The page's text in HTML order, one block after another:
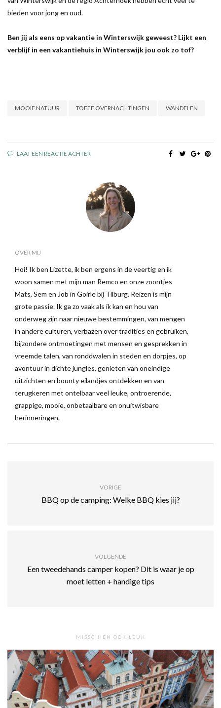
bieden voor jong en oud.
Ben jij als eens op vakantie in Winterswijk geweest? Lijkt een
verblijf in een vakantiehuis in Winterswijk jou ook zo tof?
MOOIE NATUUR TOFFE OVERNACHTINGEN WANDELEN
LAAT EEN REACTIE ACHTER
OVER MIJ
Hoi! Ik ben Lizette, ik ben ergens in de veertig en ik
woon samen met mijn man Remco en onze zoontjes
Mats, Sem en Job in Goirle bij Tilburg. Reizen is mijn
grote passie. Ik ga zo vaak als ik kan en hou van
onderweg zijn naar nieuwe bestemmingen, van mengen
in andere culturen, verbazen over tradities en gebruiken,
bijzondere ontmoetingen met mensen en gesprekken in
vreemde talen, van ronddwalen in steden en dorpjes, op
avontuur in dichte jungles, genieten van oneindige
uitzichten en bounty eilandjes ontdekken en van
terugkeren met ontelbaar veel leuke, ontroerende,
grappige, mooie, onbetaalbare en onuitwisbare
herinneringen.
VORIGE
BBQ op de camping: Welke BBQ kies jij?
VOLGENDE
Een tweedehands camper kopen? Dit is waar je op
moet letten + handige tips
MISSCHIEN OOK LEUK